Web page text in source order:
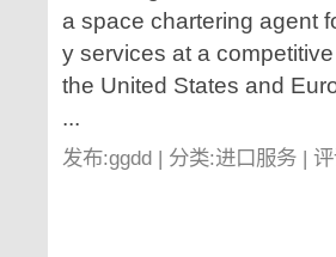
a space chartering agent
y services at a
the United States and
...
发布:ggdd | 分类:进口服务 |